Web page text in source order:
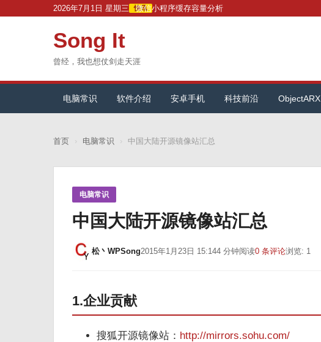
2026年7月1日 星期三 快讯
微信小程序缓存容量分析
Song It
曾经，我也想仗剑走天涯
电脑常识 软件介绍 安卓手机 科技前沿 ObjectARX
首页 › 电脑常识 › 中国大陆开源镜像站汇总
电脑常识
中国大陆开源镜像站汇总
松丶WPSong2015年1月23日 15:144 分钟阅读0 条评论浏览: 1
1.企业贡献
搜狐开源镜像站： http://mirrors.sohu.com/